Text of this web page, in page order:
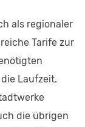
als regionaler
Tarife zur
Laufzeit.
die übrigen